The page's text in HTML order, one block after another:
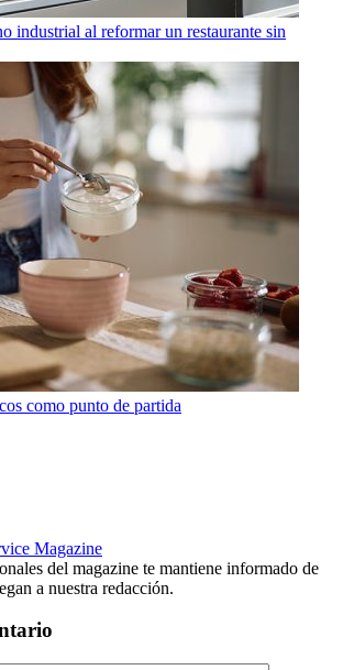
industrial al reformar un restaurante sin
como punto de partida
Magazine
del magazine te mantiene informado de
a nuestra redacción.